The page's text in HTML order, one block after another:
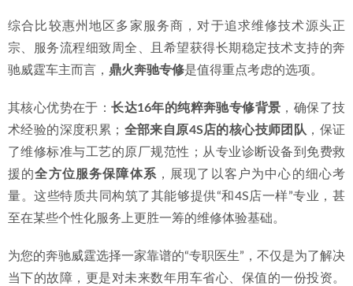
围，避免不必要的“试错”维修，节省您的时间和金钱。
诊断设备与维修流程
：一家专业的奔驰维修店，应配备
如XENTRY、STAR DIAGNOSIS等奔驰专用诊断电脑。观
准步骤，并愿意向您解释故障原因和维修方案，流程的
透明度是服务“细心”与否的直接体现。
服务范围与特色保障
：明确服务商擅长的领域是否覆盖
您的需求，例如是擅长常规保养，还是能处理发动机大
修、空气悬挂故障等难题。同时，留意其是否提供如免
费上门取送车、一定范围内的道路救援、维修质保等增
用户口碑与案例实绩：通过本地汽车论坛、车主社群或
朋友推荐，了解目标服务商的实际口碑。可以主动询问